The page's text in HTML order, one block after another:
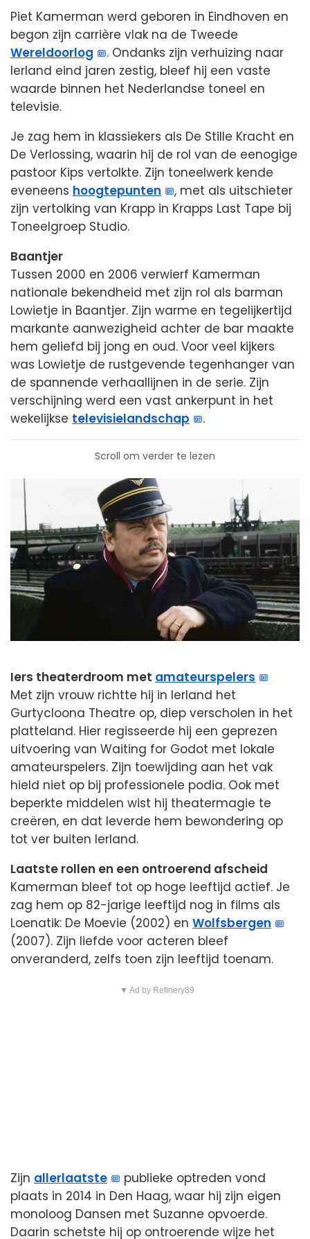
Piet Kamerman werd geboren in Eindhoven en
begon zijn carrière vlak na de Tweede
Wereldoorlog
. Ondanks zijn verhuizing naar
Ierland eind jaren zestig, bleef hij een vaste
waarde binnen het Nederlandse toneel en
televisie.
Je zag hem in klassiekers als De Stille Kracht en
De Verlossing, waarin hij de rol van de eenogige
pastoor Kips vertolkte. Zijn toneelwerk kende
eveneens hoogtepunten
, met als uitschieter
zijn vertolking van Krapp in Krapps Last Tape bij
Toneelgroep Studio.
Baantjer
Tussen 2000 en 2006 verwierf Kamerman
nationale bekendheid met zijn rol als barman
Lowietje in Baantjer. Zijn warme en tegelijkertijd
markante aanwezigheid achter de bar maakte
hem geliefd bij jong en oud. Voor veel kijkers
was Lowietje de rustgevende tegenhanger van
de spannende verhaallijnen in de serie. Zijn
verschijning werd een vast ankerpunt in het
wekelijkse televisielandschap .
Scroll om verder te lezen
Iers theaterdroom met amateurspelers
Met zijn vrouw richtte hij in Ierland het
Gurtycloona Theatre op, diep verscholen in het
platteland. Hier regisseerde hij een geprezen
uitvoering van Waiting for Godot met lokale
amateurspelers. Zijn toewijding aan het vak
hield niet op bij professionele podia. Ook met
beperkte middelen wist hij theatermagie te
creëren, en dat leverde hem bewondering op
tot ver buiten Ierland.
Laatste rollen en een ontroerend afscheid
Kamerman bleef tot op hoge leeftijd actief. Je
zag hem op 82-jarige leeftijd nog in films als
Loenatik: De Moevie (2002) en Wolfsbergen
(2007). Zijn liefde voor acteren bleef
onveranderd, zelfs toen zijn leeftijd toenam.
▼ Ad by Refinery89
Zijn allerlaatste
publieke optreden vond
plaats in 2014 in Den Haag, waar hij zijn eigen
monoloog Dansen met Suzanne opvoerde.
Daarin schetste hij op ontroerende wijze het